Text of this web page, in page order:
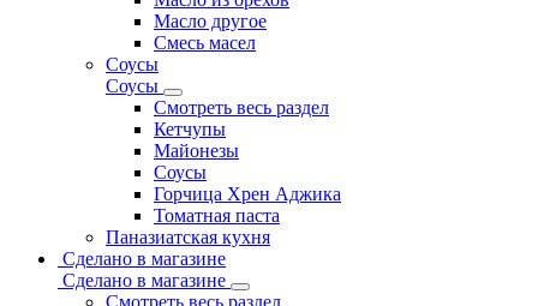
Масло другое
Смесь масел
Соусы
Соусы
Смотреть весь раздел
Кетчупы
Майонезы
Соусы
Горчица Хрен Аджика
Томатная паста
Паназиатская кухня
Сделано в магазине
Сделано в магазине
Смотреть весь раздел